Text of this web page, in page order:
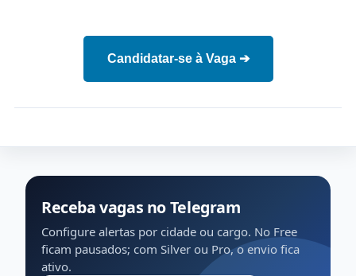
Candidatar-se à Vaga ➔
Receba vagas no Telegram
Configure alertas por cidade ou cargo. No Free
ficam pausados; com Silver ou Pro, o envio fica
ativo.